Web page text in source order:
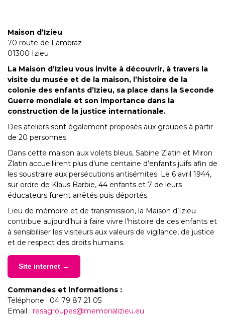
Maison d’Izieu
70 route de Lambraz
01300 Izieu
La Maison d’Izieu vous invite à découvrir, à travers la
visite du musée et de la maison, l’histoire de la
colonie des enfants d’Izieu, sa place dans la Seconde
Guerre mondiale et son importance dans la
construction de la justice internationale.
Des ateliers sont également proposés aux groupes à partir
de 20 personnes.
Dans cette maison aux volets bleus, Sabine Zlatin et Miron
Zlatin accueillirent plus d’une centaine d’enfants juifs afin de
les soustraire aux persécutions antisémites. Le 6 avril 1944,
sur ordre de Klaus Barbie, 44 enfants et 7 de leurs
éducateurs furent arrêtés puis déportés.
Lieu de mémoire et de transmission, la Maison d’Izieu
contribue aujourd’hui à faire vivre l’histoire de ces enfants et
à sensibiliser les visiteurs aux valeurs de vigilance, de justice
et de respect des droits humains.
Site internet →
Commandes et informations :
Téléphone : 04 79 87 21 05
Email : resagroupes@memorializieu.eu